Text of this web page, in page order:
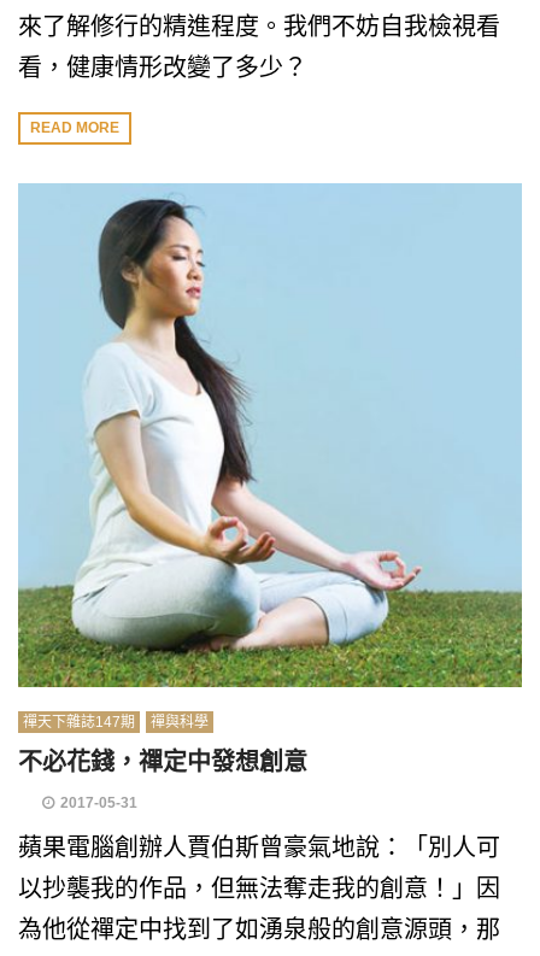
來了解修行的精進程度。我們不妨自我檢視看
看，健康情形改變了多少？
READ MORE
禪天下雜誌147期 禪與科學
不必花錢，禪定中發想創意
2017-05-31
蘋果電腦創辦人賈伯斯曾豪氣地說：「別人可
以抄襲我的作品，但無法奪走我的創意！」因
為他從禪定中找到了如湧泉般的創意源頭，那